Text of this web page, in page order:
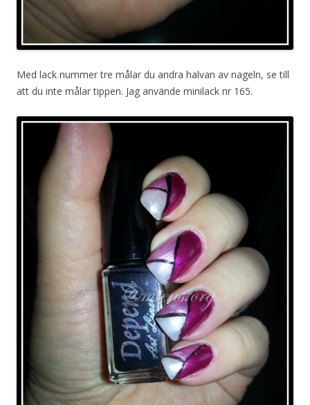
Med lack nummer tre målar du andra halvan av nageln, se till
att du inte målar tippen. Jag använde minilack nr 165.